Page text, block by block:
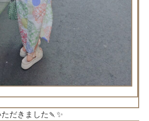
だきました🍡✨